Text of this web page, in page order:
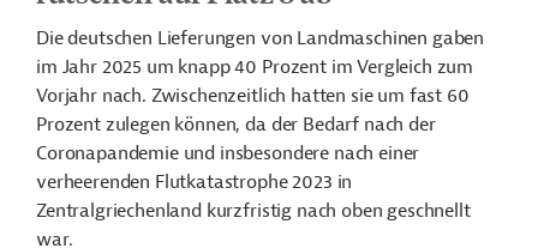
Die deutschen Lieferungen von Landmaschinen gaben
im Jahr 2025 um knapp 40 Prozent im Vergleich zum
Vorjahr nach. Zwischenzeitlich hatten sie um fast 60
Prozent zulegen können, da der Bedarf nach der
Coronapandemie und insbesondere nach einer
verheerenden Flutkatastrophe 2023 in
Zentralgriechenland kurzfristig nach oben geschnellt
war.